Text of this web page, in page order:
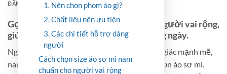
ĐĂNG VÀO 05/10/2025 BỞI SHOPDONAM
1. Nên chọn phom áo gì?
2. Chất liệu nên ưu tiên
3. Các chi tiết hỗ trợ dáng
người
Cách chọn size áo sơ mi nam
chuẩn cho người vai rộng
Gợi ý chọn áo sơ mi nam phù hợp cho người vai rộng,
giúp tổng thể hài hòa và dễ phối đồ hàng ngày.
Người có vóc dáng vai rộng thường tạo cảm giác mạnh mẽ,
nam tính nhưng cũng dễ gặp khó khăn khi chọn áo sơ mi.